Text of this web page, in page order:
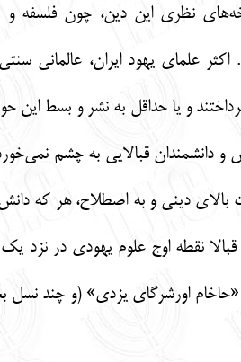
نظری این دین، چون فلسفه
علمای یهود ایران، عالمانی
و یا حداقل به نشر و بسط این
و دانشمندان قبالایی به چشم
دینی و به اصطلاح، هر که
قبالا نقطه اوج علوم یهودی در نزد
اورشرگای یزدی» (و چند نسل